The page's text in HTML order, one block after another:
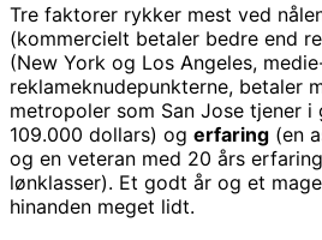
Tre faktorer rykker mest ved
(kommercielt betaler bedre end
(New York og Los Angeles,
reklameknudepunkterne, betaler
metropoler som San Jose tjener i
109.000 dollars) og erfaring (en
og en veteran med 20 års
lønklasser). Et godt år og et
hinanden meget lidt.